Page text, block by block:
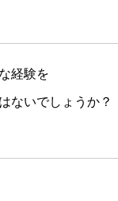
経験を
ないでしょうか？